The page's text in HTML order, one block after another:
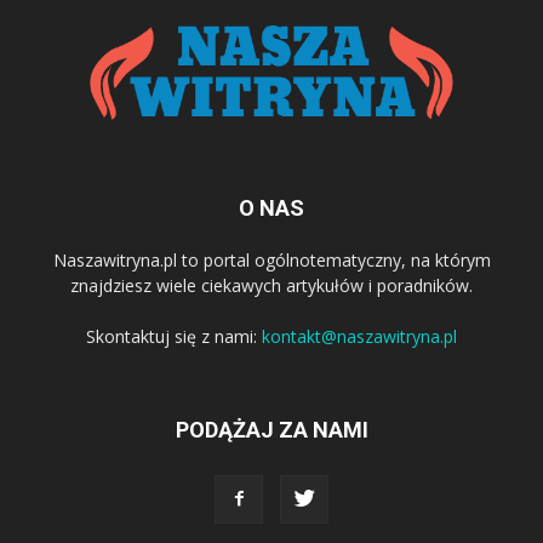
O NAS
Naszawitryna.pl to portal ogólnotematyczny, na którym
znajdziesz wiele ciekawych artykułów i poradników.
Skontaktuj się z nami: kontakt@naszawitryna.pl
PODĄŻAJ ZA NAMI